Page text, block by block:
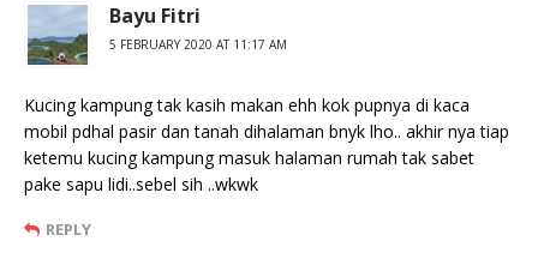
Bayu Fitri
5 FEBRUARY 2020 AT 11:17 AM
Kucing kampung tak kasih makan ehh kok pupnya di kaca
mobil pdhal pasir dan tanah dihalaman bnyk lho.. akhir nya tiap
ketemu kucing kampung masuk halaman rumah tak sabet
pake sapu lidi..sebel sih ..wkwk
REPLY